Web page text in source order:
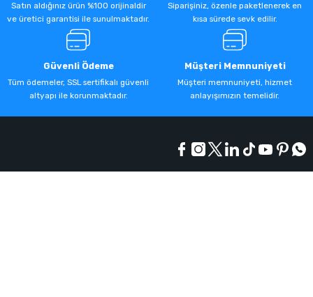
Satın aldığınız ürün %100 orijinaldir
ve üretici garantisi ile sunulmaktadır.
Siparişiniz, özenle paketlenerek en
kısa sürede sevk edilir.
Güvenli Ödeme
Tüm ödemeler, SSL sertifikalı güvenli
altyapı ile korunmaktadır.
Müşteri Memnuniyeti
Müşteri memnuniyeti, hizmet
anlayışımızın temelidir.